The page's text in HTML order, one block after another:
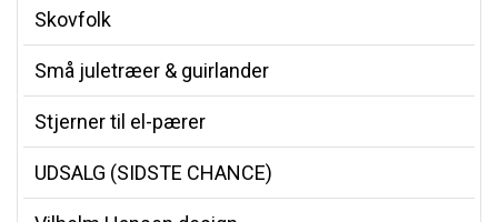
Skovfolk
Små juletræer & guirlander
Stjerner til el-pærer
UDSALG (SIDSTE CHANCE)